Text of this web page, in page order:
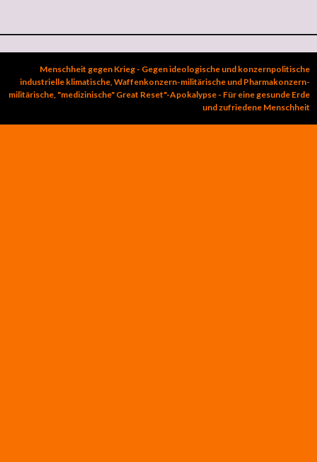
Menschheit gegen Krieg - Gegen ideologische und konzernpolitische
industrielle klimatische, Waffenkonzern-militärische und Pharmakonzern-
militärische, "medizinische" Great Reset"-Apokalypse - Für eine gesunde Erde
und zufriedene Menschheit